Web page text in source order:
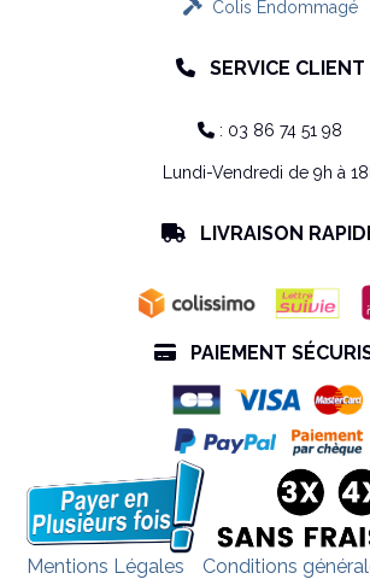
Colis Endommagé
 SERVICE CLIENT
 : 03 86 74 51 98
Lundi-Vendredi de 9h à
 LIVRAISON
 PAIEMENT
Mentions Légales Conditions